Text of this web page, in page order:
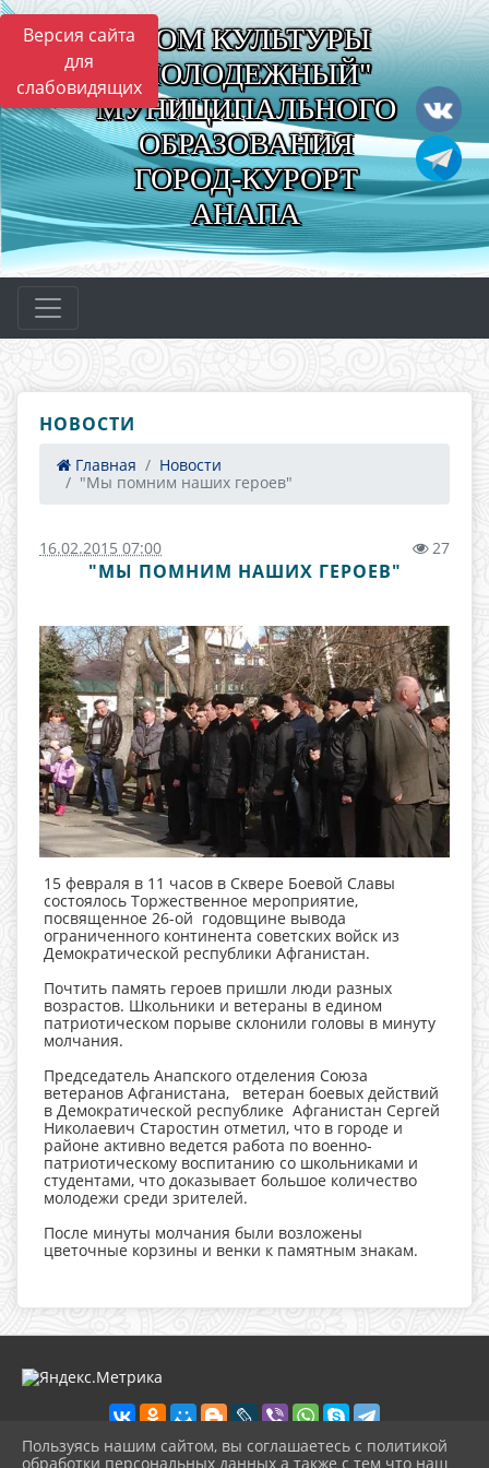
Версия сайта
для
слабовидящих
"ДОМ КУЛЬТУРЫ
"МОЛОДЕЖНЫЙ"
МУНИЦИПАЛЬНОГО
ОБРАЗОВАНИЯ
ГОРОД-КУРОРТ
АНАПА
НОВОСТИ
Главная
Новости
"Мы помним наших героев"
16.02.2015 07:00 27
"МЫ ПОМНИМ НАШИХ ГЕРОЕВ"
15 февраля в 11 часов в Сквере Боевой Славы
состоялось Торжественное мероприятие,
посвященное 26-ой годовщине вывода
ограниченного континента советских войск из
Демократической республики Афганистан.
Почтить память героев пришли люди разных
возрастов. Школьники и ветераны в едином
патриотическом порыве склонили головы в минуту
молчания.
Председатель Анапского отделения Союза
ветеранов Афганистана, ветеран боевых действий
в Демократической республике Афганистан Сергей
Николаевич Старостин отметил, что в городе и
районе активно ведется работа по военно-
патриотическому воспитанию со школьниками и
студентами, что доказывает большое количество
молодежи среди зрителей.
После минуты молчания были возложены
цветочные корзины и венки к памятным знакам.
Пользуясь нашим сайтом, вы соглашаетесь с политикой
обработки персональных данных а также с тем что наш